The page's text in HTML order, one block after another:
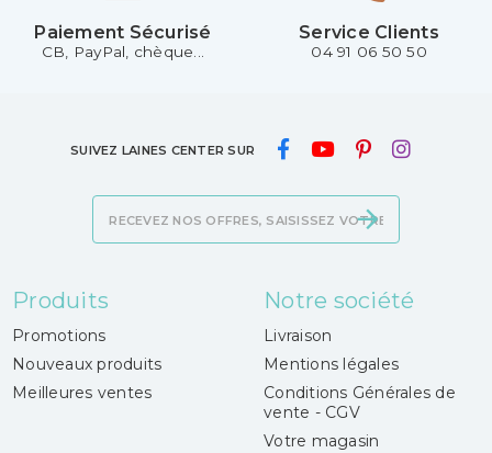
Paiement Sécurisé
CB, PayPal, chèque...
Service Clients
04 91 06 50 50
SUIVEZ LAINES CENTER SUR
Produits
Promotions
Nouveaux produits
Meilleures ventes
Notre société
Livraison
Mentions légales
Conditions Générales de
vente - CGV
Votre magasin